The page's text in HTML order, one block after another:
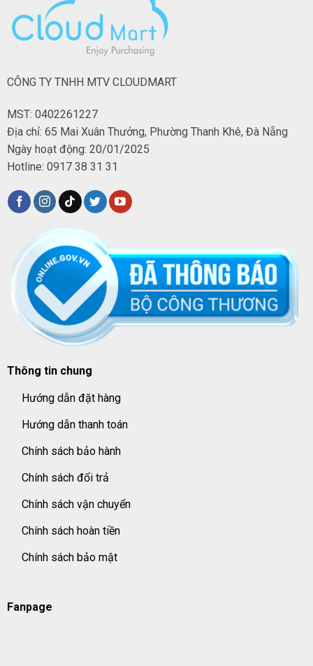
CÔNG TY TNHH MTV CLOUDMART
MST: 0402261227
Địa chỉ: 65 Mai Xuân Thưởng, Phường Thanh Khê, Đà Nẵng
Ngày hoạt động: 20/01/2025
Hotline: 0917 38 31 31
Thông tin chung
Hướng dẫn đặt hàng
Hướng dẫn thanh toán
Chính sách bảo hành
Chính sách đổi trả
Chính sách vận chuyển
Chính sách hoàn tiền
Chính sách bảo mật
Fanpage